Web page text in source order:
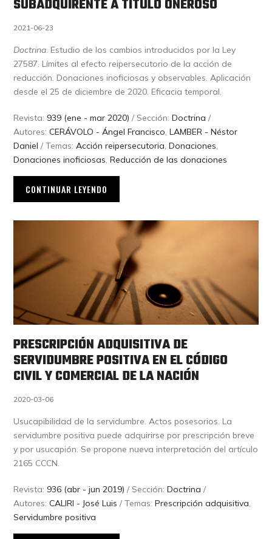
SUBADQUIRENTE A TÍTULO ONEROSO
2021-06-23
Doctrina . Estudio de los cambios introducidos por la Ley
27587. Límites al efecto reipersecutorio de la acción de
reducción. Donaciones inoficiosas y observables. Aplicación
desde el 25 de diciembre de 2020. Eficacia temporal.
Revista: 939 (ene - mar 2020) / Sección:Doctrina /
Autores:CERÁVOLO - Ángel Francisco ,LAMBER - Néstor
Daniel / Temas:Acción reipersecutoria ,Donaciones
Donaciones inoficiosas ,Reducción de las donaciones
CONTINUAR LEYENDO
PRESCRIPCIÓN ADQUISITIVA DE
SERVIDUMBRE POSITIVA EN EL CÓDIGO
CIVIL Y COMERCIAL DE LA NACIÓN
2020-03-06
Usucapibilidad de la servidumbre. Actos posesorios. La
servidumbre positiva puede adquirirse por prescripción breve
y por usucapión. Se propone nueva interpretación del artículo
2165 CCCN.
Revista: 936 (abr - jun 2019) / Sección:Doctrina /
Autores:CALIRI - José Luis / Temas:Prescripción adquisitiva,
Servidumbre positiva